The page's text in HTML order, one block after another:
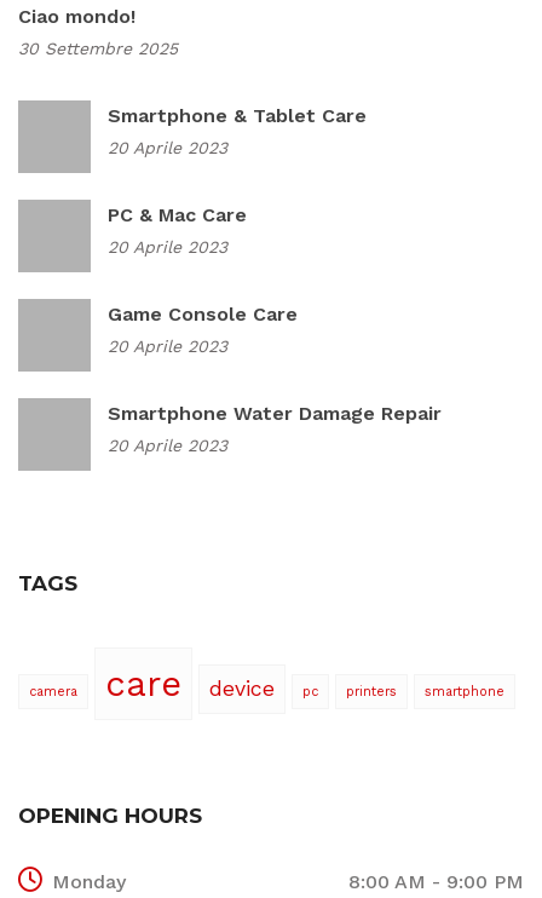
Ciao mondo!
30 Settembre 2025
Smartphone & Tablet Care
20 Aprile 2023
PC & Mac Care
20 Aprile 2023
Game Console Care
20 Aprile 2023
Smartphone Water Damage Repair
20 Aprile 2023
TAGS
camera care device pc printers smartphone
OPENING HOURS
Monday
8:00 AM - 9:00 PM